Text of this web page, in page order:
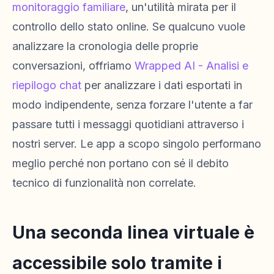
monitoraggio familiare, un'utilità mirata per il
controllo dello stato online. Se qualcuno vuole
analizzare la cronologia delle proprie
conversazioni, offriamo Wrapped AI - Analisi e
riepilogo chat per analizzare i dati esportati in
modo indipendente, senza forzare l'utente a far
passare tutti i messaggi quotidiani attraverso i
nostri server. Le app a scopo singolo performano
meglio perché non portano con sé il debito
tecnico di funzionalità non correlate.
Una seconda linea virtuale è
accessibile solo tramite i